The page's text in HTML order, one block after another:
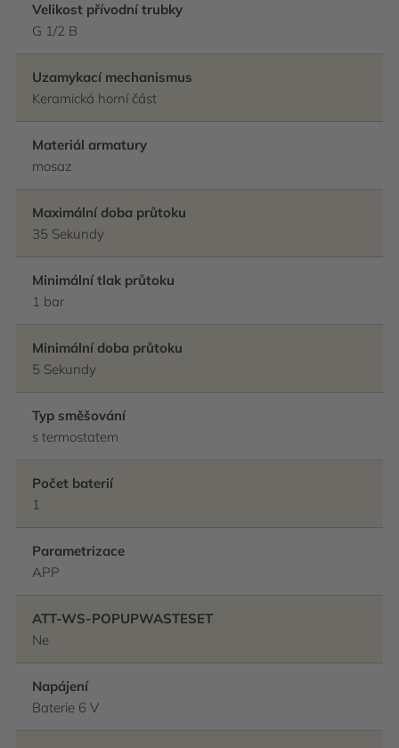
Velikost přívodní trubky
G 1/2 B
Uzamykací mechanismus
Keramická horní část
Materiál armatury
mosaz
Maximální doba průtoku
35 Sekundy
Minimální tlak průtoku
1 bar
Minimální doba průtoku
5 Sekundy
Typ směšování
s termostatem
Počet baterií
1
Parametrizace
APP
ATT-WS-POPUPWASTESET
Ne
Napájení
Baterie 6 V